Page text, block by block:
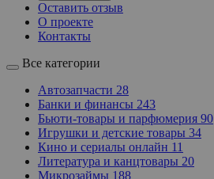
Оставить отзыв
О проекте
Контакты
Все категории
Автозапчасти 28
Банки и финансы 243
Бьюти-товары и парфюмерия 90
Игрушки и детские товары 34
Кино и сериалы онлайн 11
Литература и канцтовары 20
Микрозаймы 188